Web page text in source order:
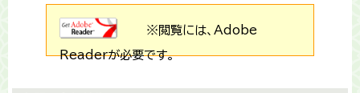
※閲覧には、Adobe
Readerが必要です。